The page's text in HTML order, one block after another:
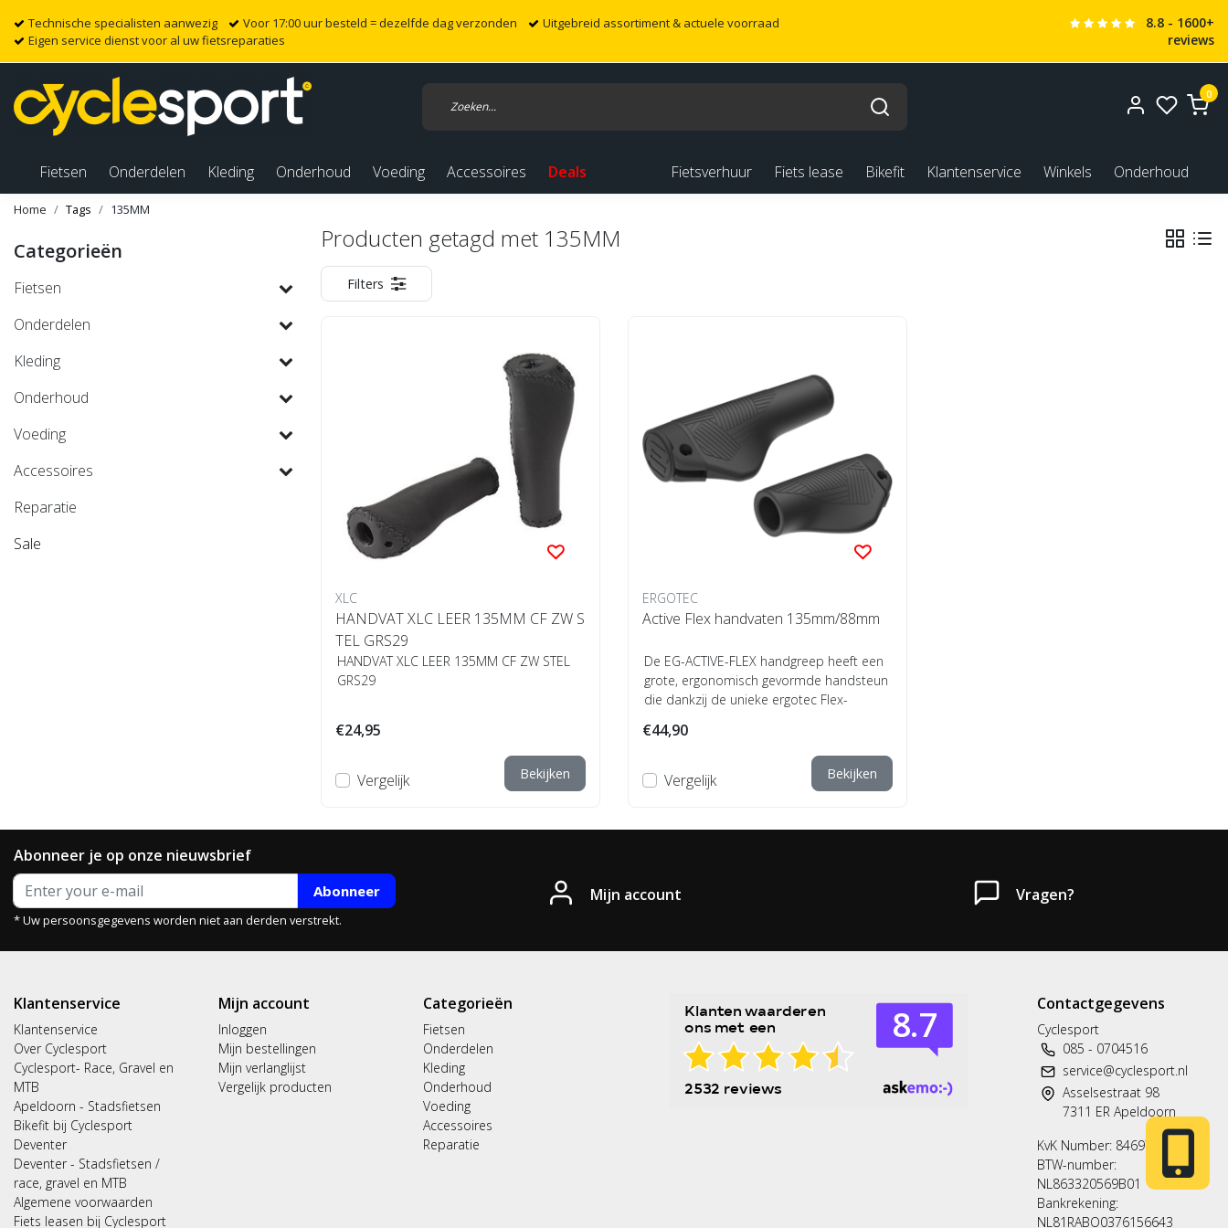
Technische specialisten aanwezig Voor 17:00 uur besteld = dezelfde dag verzonden
Uitgebreid assortiment & actuele voorraad
Eigen service dienst voor al uw fietsreparaties
8.8 - 1600+
reviews
0
Fietsen Onderdelen Kleding Onderhoud Voeding Accessoires Deals Fietsverhuur Fiets lease Bikefit Klantenservice Winkels Onderhoud
Home Tags 135MM
Categorieën
Fietsen
Onderdelen
Kleding
Onderhoud
Voeding
Accessoires
Reparatie
Sale
Producten getagd met 135MM
Filters
XLC
HANDVAT XLC LEER 135MM CF ZW S
TEL GRS29
HANDVAT XLC LEER 135MM CF ZW STEL
GRS29
€24,95
Vergelijk Bekijken
ERGOTEC
Active Flex handvaten 135mm/88mm
De EG-ACTIVE-FLEX handgreep heeft een
grote, ergonomisch gevormde handsteun
die dankzij de unieke ergotec Flex-
€44,90
Vergelijk Bekijken
Abonneer je op onze nieuwsbrief
Abonneer
* Uw persoonsgegevens worden niet aan derden verstrekt.
Mijn account Vragen?
Klantenservice
Klantenservice
Over Cyclesport
Cyclesport- Race, Gravel en
MTB
Apeldoorn - Stadsfietsen
Bikefit bij Cyclesport
Deventer
Deventer - Stadsfietsen /
race, gravel en MTB
Algemene voorwaarden
Fiets leasen bij Cyclesport
Mijn account
Inloggen
Mijn bestellingen
Mijn verlanglijst
Vergelijk producten
Categorieën
Fietsen
Onderdelen
Kleding
Onderhoud
Voeding
Accessoires
Reparatie
Contactgegevens
Cyclesport
085 - 0704516
service@cyclesport.nl
Asselsestraat 98
7311 ER Apeldoorn
KvK Number: 84697563
BTW-number:
NL863320569B01
Bankrekening:
NL81RABO0376156643
Heb je een vraag?
Neem gerust contact met ons op.
Whatsapp
06 83 50 67 66